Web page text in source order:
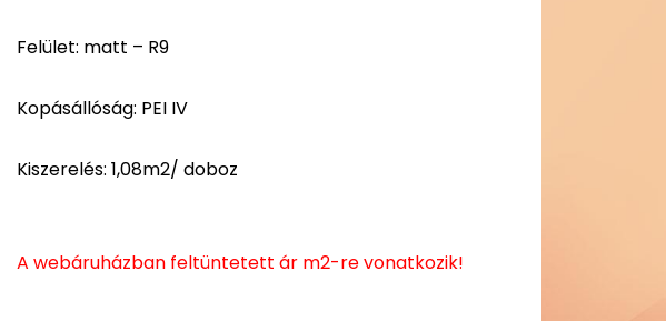
Felület: matt – R9
Kopásállóság: PEI IV
Kiszerelés: 1,08m2/ doboz
A webáruházban feltüntetett ár m2-re vonatkozik!